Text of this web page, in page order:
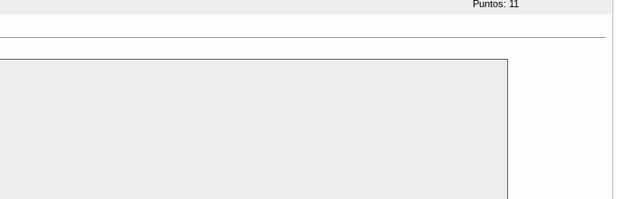
Puntos: 11